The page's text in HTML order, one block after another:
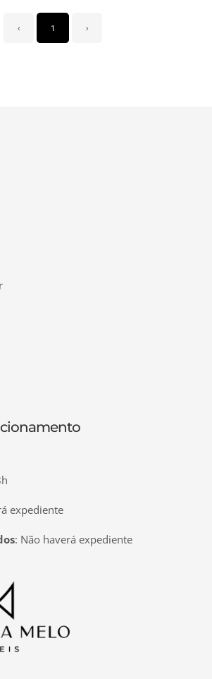
‹ 1 ›
expediente
: Não haverá expediente